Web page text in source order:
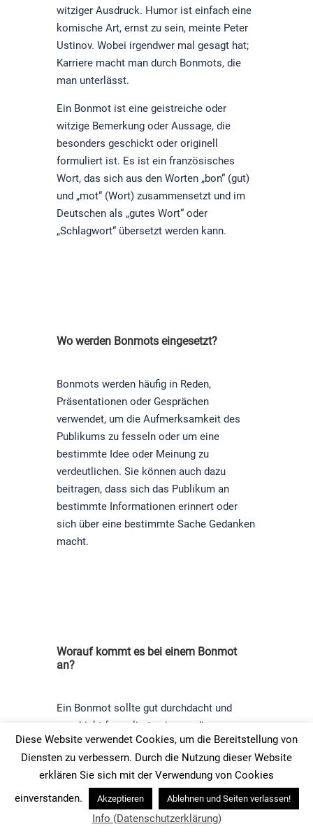
witziger Ausdruck. Humor ist einfach eine
komische Art, ernst zu sein, meinte Peter
Ustinov. Wobei irgendwer mal gesagt hat;
Karriere macht man durch Bonmots, die
man unterlässt.
Ein Bonmot ist eine geistreiche oder
witzige Bemerkung oder Aussage, die
besonders geschickt oder originell
formuliert ist. Es ist ein französisches
Wort, das sich aus den Worten „bon“ (gut)
und „mot“ (Wort) zusammensetzt und im
Deutschen als „gutes Wort“ oder
„Schlagwort“ übersetzt werden kann.
Wo werden Bonmots eingesetzt?
Bonmots werden häufig in Reden,
Präsentationen oder Gesprächen
verwendet, um die Aufmerksamkeit des
Publikums zu fesseln oder um eine
bestimmte Idee oder Meinung zu
verdeutlichen. Sie können auch dazu
beitragen, dass sich das Publikum an
bestimmte Informationen erinnert oder
sich über eine bestimmte Sache Gedanken
macht.
Worauf kommt es bei einem Bonmot
an?
Ein Bonmot sollte gut durchdacht und
geschickt formuliert sein, um die
gewünschte Wirkung zu erzielen. Es kann
auch dazu beitragen, dass sich das
Publikum an die Rede oder Präsentation
erinnert und sie länger im Gedächtnis
Diese Website verwendet Cookies, um die Bereitstellung von
Diensten zu verbessern. Durch die Nutzung dieser Website
erklären Sie sich mit der Verwendung von Cookies
einverstanden.
Akzeptieren Ablehnen und Seiten verlassen!
Info (Datenschutzerklärung)